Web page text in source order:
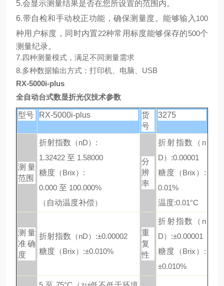
5.会显示测量结果是否在您所设置的范围内。
6.带自检和手动校正功能，确保测量度。能够输入 100
种用户标度，同时内置22种常用标度能够保存的500个
测量纪录。
7.四种测量模式，满足不同测量需求
8.多种数据输出方式：打印机、电脑、 USB
RX-5000i-plus
全自动台式数显折光仪技术参数
型号 RX-5000i-plus
货
号
3275
测量
范围
折射指数 （nD）:
1.32422 至 1.58000
糖度 （Brix）:
0.000 至 100.000%
（ 自动温度补偿）
分
辨
率
折射指数
（n
D）:0.00001
糖度 （Brix）:
0.01%
温度:0.01°C
测量
准确
度
折射指数 （nD）:±0.00002
糖度 （Brix）:±0.010%
重
复
性
折射指数
（n
D）:±0.00001
糖度 （Brix）:
±0.010%